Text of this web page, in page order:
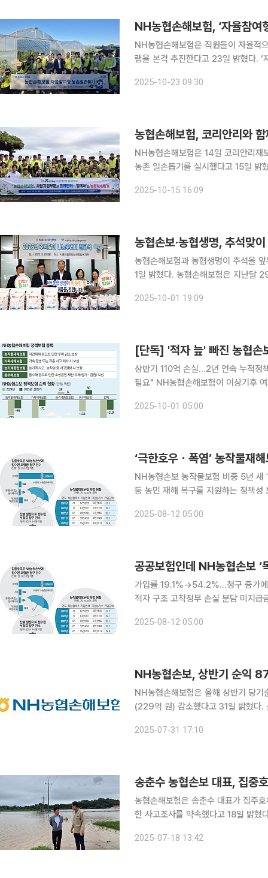
NH농협손해보험, ‘자율참여
NH농협손해보험은 직원들이 자율적
램을 본격 추진한다고 23일 밝혔다. ‘자율참여형 일손돕기’는 참여를 희망하는 직원이 자유롭게 팀
이를 검토한 후 고령농·독거농 등 일
2025-10-23 09:30
농협손해보험, 코리안리와
NH농협손해보험은 14일 코리안리재
농촌 일손돕기를 실시했다고 15일 밝혔다. 일손돕기에는 김철회 농협손해보험 사업지
가의 인력난을 해소하고 기업의 농촌
2025-10-15 16:09
농협손보·농협생명, 추석맞
농협손해보험과 농협생명이 추석을
1일 밝혔다. 농협손해보험은 지난달 29일 서울 서대문종합사회복지관에서 ‘추석맞이 사랑의 김치
대표와 임직원 30여 명은 배추김치,
2025-10-01 19:09
[단독] '적자 늪' 빠진 농협
상반기 110억 손실…2년 연속 누적정
필요" NH농협손해보험이 이상기후 여파로 올해 상반기 정책보험에서 100억 원이 넘는 손실을 본
2025-10-01 05:00
NH농협손보 농작물보험 비중 5년
등 농민 재해 복구를 지원하는 정책성 보험인 농작물재해보험이 이상기후 현상의 직격탄을 맞았다.
의 상반기 순익에 악영향을 미쳤다.
2025-08-12 05:00
가입률 19.1%→54.2%…청구 증가
적자 구조 고착정부 손실 분담 미지급금 229억 원
인 농업 재생산활동을 뒷받침하는 공
2025-08-12 05:00
NH농협손보, 상반기 순익
NH농협손해보험은 올해 상반기 당
(229억 원) 감소했다고 31일 밝혔다. 산불 피해와 집중호우 등 자연재해가 잇따르며 농작물재해보
수보험료는 2조7251억 원으로 전년
2025-07-31 17:10
송춘수 농협손보 대표, 집중
농협손해보험은 송춘수 대표가 집주
한 사고조사를 약속했다고 18일 밝혔다. 당진 지역에는 16일부터 이틀간 400㎜에 달하는
2025-07-18 13:42